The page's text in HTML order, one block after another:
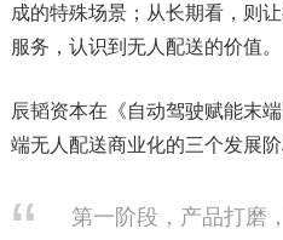
成的特殊场景；从长期看，则
服务，认识到无人配送的价值。
辰韬资本在《自动驾驶赋能末
端无人配送商业化的三个发展阶
第一阶段，产品打磨